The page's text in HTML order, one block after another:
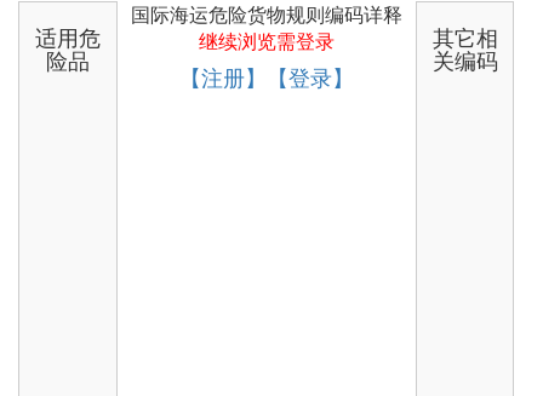
适用危
险品
国际海运危险货物规则编码详释
继续浏览需登录
【注册】【登录】
其它相
关编码